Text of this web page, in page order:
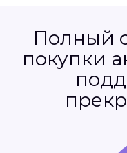
Полный
покупки